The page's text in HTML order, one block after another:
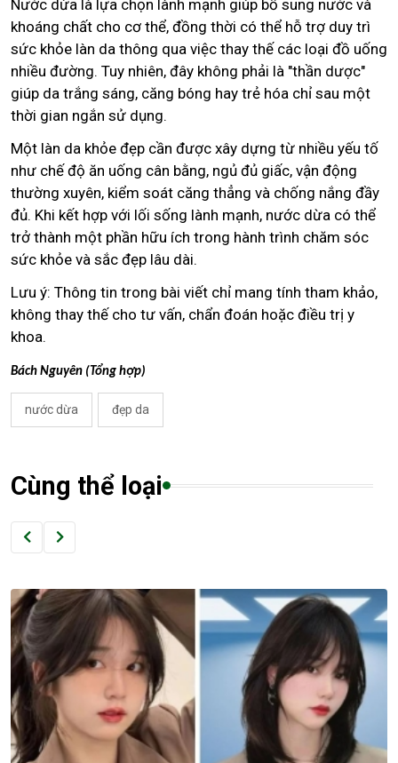
Nước dừa là lựa chọn lành mạnh giúp bổ sung nước và
khoáng chất cho cơ thể, đồng thời có thể hỗ trợ duy trì
sức khỏe làn da thông qua việc thay thế các loại đồ uống
nhiều đường. Tuy nhiên, đây không phải là "thần dược"
giúp da trắng sáng, căng bóng hay trẻ hóa chỉ sau một
thời gian ngắn sử dụng.
Một làn da khỏe đẹp cần được xây dựng từ nhiều yếu tố
như chế độ ăn uống cân bằng, ngủ đủ giấc, vận động
thường xuyên, kiểm soát căng thẳng và chống nắng đầy
đủ. Khi kết hợp với lối sống lành mạnh, nước dừa có thể
trở thành một phần hữu ích trong hành trình chăm sóc
sức khỏe và sắc đẹp lâu dài.
Lưu ý: Thông tin trong bài viết chỉ mang tính tham khảo,
không thay thế cho tư vấn, chẩn đoán hoặc điều trị y
khoa.
Bách Nguyên (Tổng hợp)
nước dừa đẹp da
Cùng thể loại